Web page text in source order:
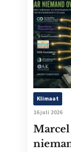
Klimaat
16 juli 2026
Marcel